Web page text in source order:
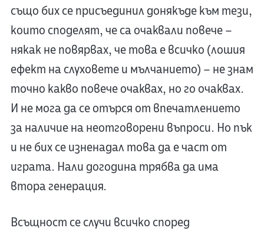
също бих се присъединил донякъде към тези,
които споделят, че са очаквали повече –
някак не повярвах, че това е всичко (лошия
ефект на слуховете и мълчанието) – не знам
точно какво повече очаквах, но го очаквах.
И не мога да се отърся от впечатлението
за наличие на неотговорени въпроси. Но пък
и не бих се изненадал това да е част от
играта. Нали догодина трябва да има
втора генерация.
Всъщност се случи всичко според